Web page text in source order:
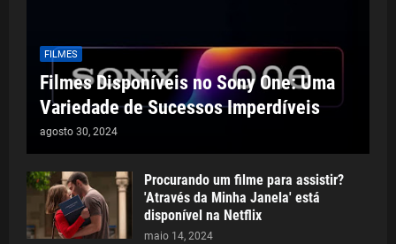
FILMES
Filmes Disponíveis no Sony One: Uma
Variedade de Sucessos Imperdíveis
agosto 30, 2024
Procurando um filme para assistir?
'Através da Minha Janela' está
disponível na Netflix
maio 14, 2024